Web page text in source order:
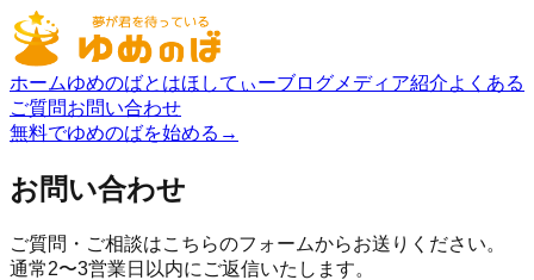
ホームゆめのばとはほしてぃーブログ メディア紹介よくある
ご質問お問い合わせ
無料でゆめのばを始める →
お問い合わせ
ご質問・ご相談はこちらのフォームからお送りください。
通常2〜3営業日以内にご返信いたします。